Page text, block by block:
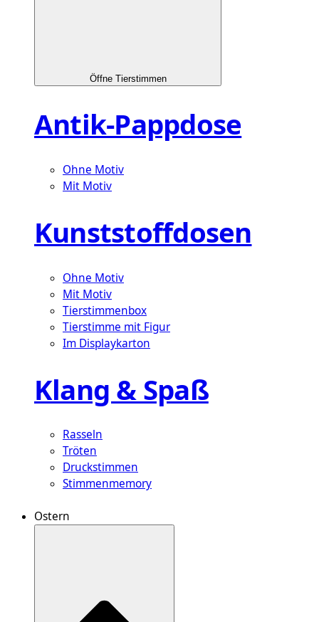
Öffne Tierstimmen
Antik-Pappdose
Ohne Motiv
Mit Motiv
Kunststoffdosen
Ohne Motiv
Mit Motiv
Tierstimmenbox
Tierstimme mit Figur
Im Displaykarton
Klang & Spaß
Rasseln
Tröten
Druckstimmen
Stimmenmemory
Ostern